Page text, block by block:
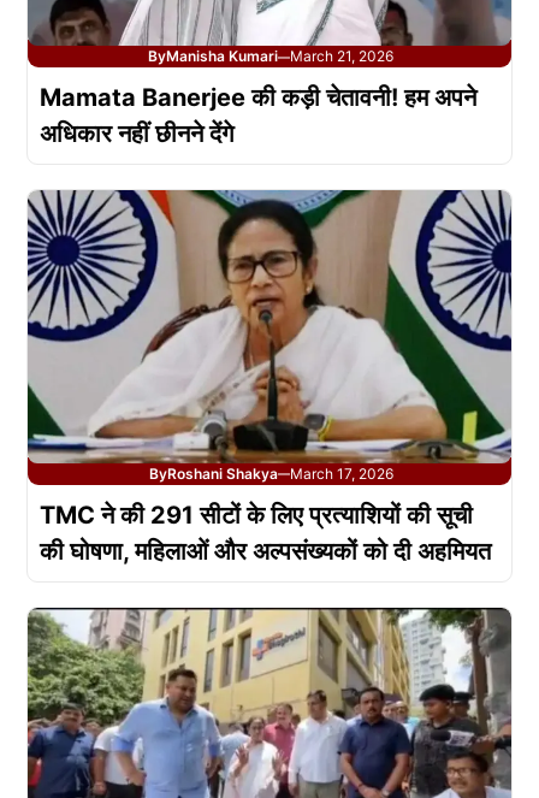
ByManisha Kumari—March 21, 2026
Mamata Banerjee की कड़ी चेतावनी! हम अपने
अधिकार नहीं छीनने देंगे
ByRoshani Shakya—March 17, 2026
TMC ने की 291 सीटों के लिए प्रत्याशियों की सूची
की घोषणा, महिलाओं और अल्पसंख्यकों को दी अहमियत